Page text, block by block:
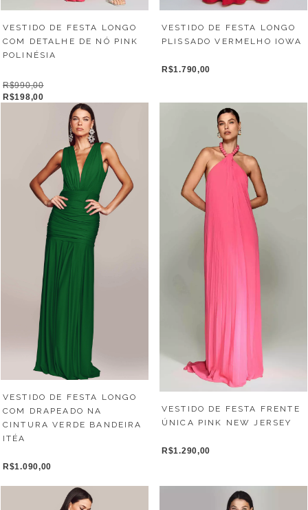
VESTIDO DE FESTA LONGO
COM DETALHE DE NÓ PINK
POLINÉSIA
R$990,00
R$198,00
VESTIDO DE FESTA LONGO
PLISSADO VERMELHO IOWA
R$1.790,00
VESTIDO DE FESTA LONGO
COM DRAPEADO NA
CINTURA VERDE BANDEIRA
ITÉA
R$1.090,00
VESTIDO DE FESTA FRENTE
ÚNICA PINK NEW JERSEY
R$1.290,00